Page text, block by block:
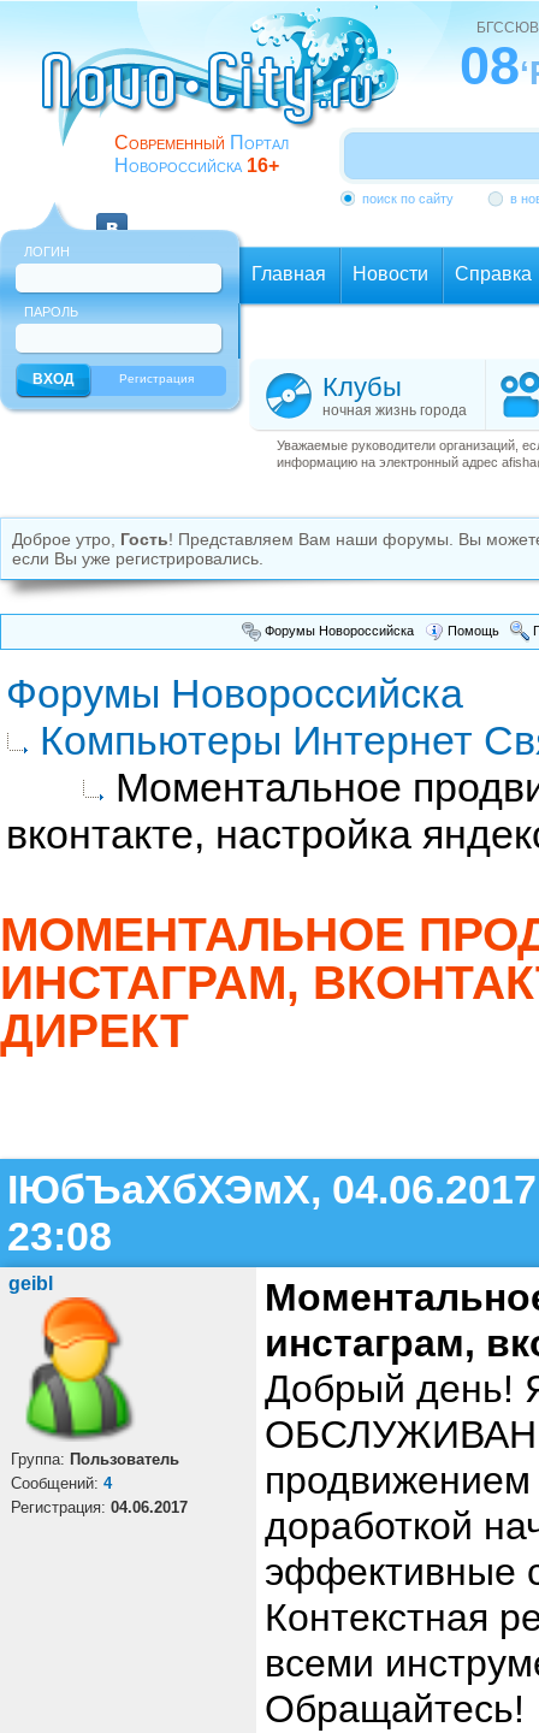
Современный Портал
Новороссийска 16+
08
поиск по сайту в
ЛОГИН
ПАРОЛЬ
Регистрация
Главная Новости Справка
Клубы
ночная жизнь города
Уважаемые руководители организаций,
информацию на электронный адрес
Доброе утро, Гость! Представляем Вам наши форумы. Вы
если Вы уже регистрировались.
Форумы Новороссийска Помощь
Форумы Новороссийска
Компьютеры Интернет
Моментальное
вконтакте, настройка
МОМЕНТАЛЬНОЕ
ИНСТАГРАМ,
ДИРЕКТ
ІЮбЪаХбХЭмХ,
23:08
geibl
Группа: Пользователь
Cообщений: 4
Регистрация: 04.06.2017
инстаграм,
Добрый день!
продвижением
доработкой
эффективные
Контекстная
всеми
Обращайтесь!